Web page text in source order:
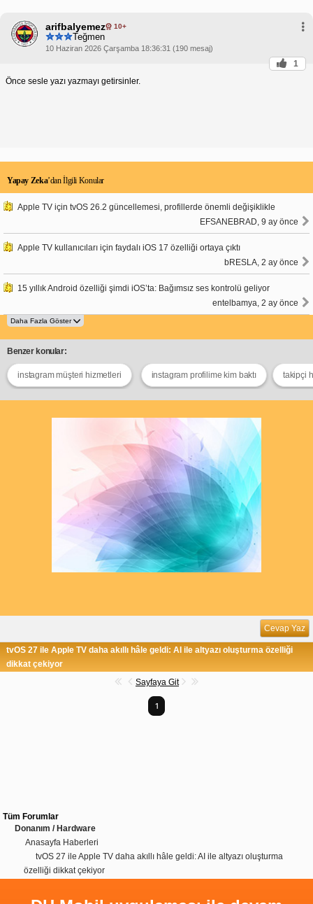
arifbalyemez 10+
Teğmen
10 Haziran 2026 Çarşamba 18:36:31 (190 mesaj)
1
Önce sesle yazı yazmayı getirsinler.
Yapay Zeka’dan İlgili Konular
Apple TV için tvOS 26.2 güncellemesi, profillerde önemli değişiklikle
EFSANEBRAD, 9 ay önce
Apple TV kullanıcıları için faydalı iOS 17 özelliği ortaya çıktı
bRESLA, 2 ay önce
15 yıllık Android özelliği şimdi iOS’ta: Bağımsız ses kontrolü geliyor
entelbamya, 2 ay önce
Benzer konular:
instagram müşteri hizmetleri instagram profilime kim baktı takipçi
Cevap Yaz
tvOS 27 ile Apple TV daha akıllı hâle geldi: AI ile altyazı oluşturma özelliği
dikkat çekiyor
Sayfaya Git
1
Tüm Forumlar
Donanım / Hardware
Anasayfa Haberleri
tvOS 27 ile Apple TV daha akıllı hâle geldi: AI ile altyazı oluşturma
özelliği dikkat çekiyor